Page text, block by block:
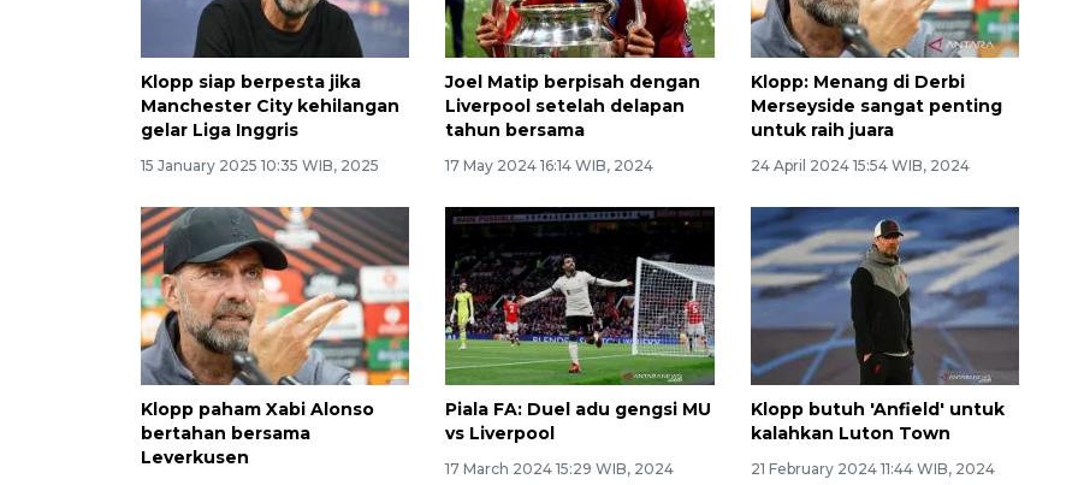
Klopp siap berpesta jika
Manchester City kehilangan
gelar Liga Inggris
15 January 2025 10:35 WIB, 2025
Joel Matip berpisah dengan
Liverpool setelah delapan
tahun bersama
17 May 2024 16:14 WIB, 2024
Klopp: Menang di Derbi
Merseyside sangat penting
untuk raih juara
24 April 2024 15:54 WIB, 2024
Klopp paham Xabi Alonso
bertahan bersama
Leverkusen
Piala FA: Duel adu gengsi MU
vs Liverpool
17 March 2024 15:29 WIB, 2024
Klopp butuh 'Anfield' untuk
kalahkan Luton Town
21 February 2024 11:44 WIB, 2024